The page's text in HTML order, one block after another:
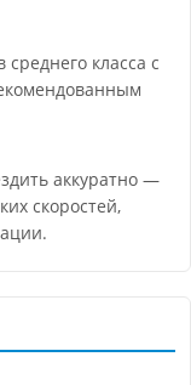
класса с
аккуратно —
скоростей,